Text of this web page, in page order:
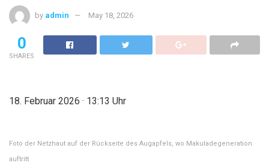
by admin May 18, 2026
0
SHARES
18. Februar 2026 · 13:13 Uhr
Foto der Netzhaut auf der Rückseite des Augapfels, wo Makuladegeneration
auftritt